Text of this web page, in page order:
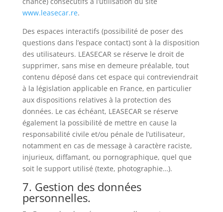
www.leasecar.re.
Des espaces interactifs (possibilité de poser des
questions dans l’espace contact) sont à la disposition
des utilisateurs. LEASECAR se réserve le droit de
supprimer, sans mise en demeure préalable, tout
contenu déposé dans cet espace qui contreviendrait
à la législation applicable en France, en particulier
aux dispositions relatives à la protection des
données. Le cas échéant, LEASECAR se réserve
également la possibilité de mettre en cause la
responsabilité civile et/ou pénale de l’utilisateur,
notamment en cas de message à caractère raciste,
injurieux, diffamant, ou pornographique, quel que
soit le support utilisé (texte, photographie…).
7. Gestion des données
personnelles.